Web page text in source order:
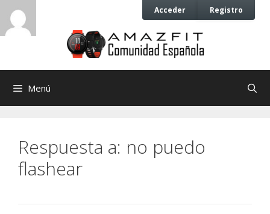
Saltar
contenido
Acceder Registro
Saltar
contenido
Menú
Respuesta a: no puedo
flashear